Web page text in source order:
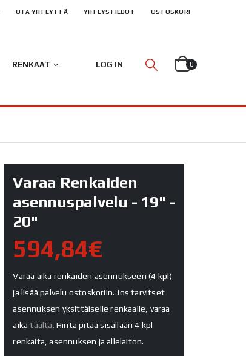
OTA YHTEYTTÄ YHTEYSTIEDOT OSTOSKORI
RENKAAT LOG IN 0
Varaa Renkaiden
asennuspalvelu - 19" -
20"
594,84€
Varaa aika renkaiden asennukseen (4 kpl)
ja lisää palvelu ostoskoriin. Jos tarvitset
asennuksen yksittäiselle renkaalle, varaa
aikatäältä. Hinta pitää sisällään 4 kpl
renkaita, asennuksen ja allelaiton.